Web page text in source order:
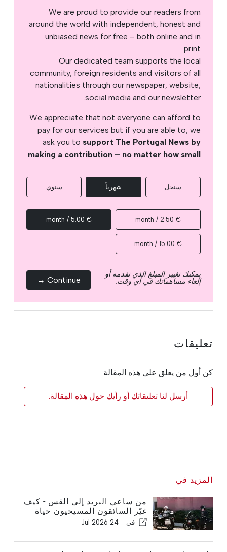
We are proud to provide our readers from
around the world with independent, honest and
unbiased news for free – both online and in
print.
Our dedicated team supports the local
community, foreign residents and visitors of all
nationalities through our newspaper, website,
social media and our newsletter.
We appreciate that not everyone can afford to
pay for our services but if you are able to, we
ask you to support The Portugal News by
making a contribution – no matter how small
.
سنجل شهرياً سنوي
€ 2.50 / month
€ 5.00 / month
€ 15.00 / month
يمكنك تغيير المبلغ الذي تقدمه أو
إلغاء مساهماتك في أي وقت. Continue →
تعليقات
كن أول من يعلق على هذه المقالة
أرسل لنا تعليقاتك أو رأيك حول هذه المقالة.
المزيد في
من ساعي البريد إلى القس - كيف
غيّر السائقون المسيحيون حياة
ديفيدفي - 24 Jul 2026